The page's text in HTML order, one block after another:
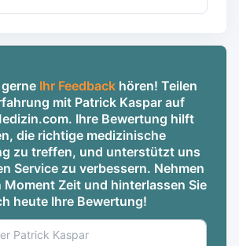
Ihr Feedbackhören! Teilen
mit Patrick Kaspar auf
Ihre Bewertung hilft
die richtige medizinische
zu treffen, und unterstützt uns
Service zu verbessern. Nehmen
Moment Zeit und hinterlassen Sie
heute Ihre Bewertung!